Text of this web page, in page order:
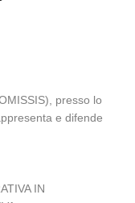
presso lo
e difende
IN